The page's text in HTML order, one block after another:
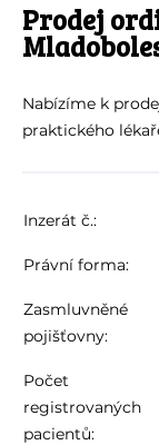
Prodej
Nabízíme k
praktického
Inzerát č.:
Právní forma:
Zasmluvněné
pojišťovny:
Počet
registrovaných
pacientů: